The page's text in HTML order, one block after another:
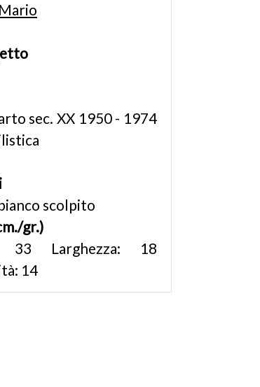
sec. XX 1950 - 1974
scolpito
gr.)
33 Larghezza: 18
14